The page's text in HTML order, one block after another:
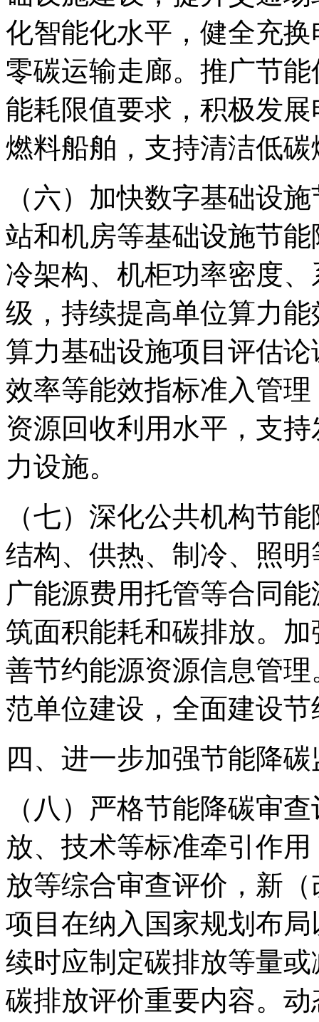
化智能化水平，健全充
零碳运输走廊。推广节
能耗限值要求，积极发
燃料船舶，支持清洁低
（六）加快数字基础设
站和机房等基础设施节
冷架构、机柜功率密度
级，持续提高单位算力
算力基础设施项目评估
效率等能效指标准入管
资源回收利用水平，支
力设施。
（七）深化公共机构节
结构、供热、制冷、照
广能源费用托管等合同
筑面积能耗和碳排放。
善节约能源资源信息管
范单位建设，全面建设
四、进一步加强节能降
（八）严格节能降碳审
放、技术等标准牵引作
放等综合审查评价，新
项目在纳入国家规划布
续时应制定碳排放等量
碳排放评价重要内容。